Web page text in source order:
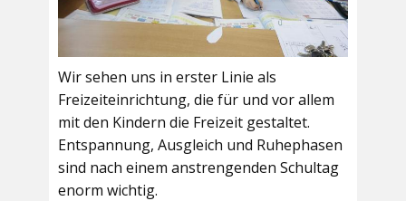
Wir sehen uns in erster Linie als
Freizeiteinrichtung, die für und vor allem
mit den Kindern die Freizeit gestaltet.
Entspannung, Ausgleich und Ruhephasen
sind nach einem anstrengenden Schultag
enorm wichtig.